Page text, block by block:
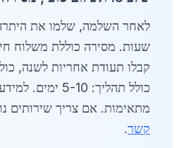
שעות. מסירה כוללת משלוח
קבלו תעודת אחריות לשנה,
כולל תהליך: 5-10 ימים. למידע על
מתאימות. אם צריך שירותים
קשר.